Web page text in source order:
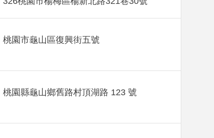
桃園市龜山區復興街五號
桃園縣龜山鄉舊路村頂湖路 123 號